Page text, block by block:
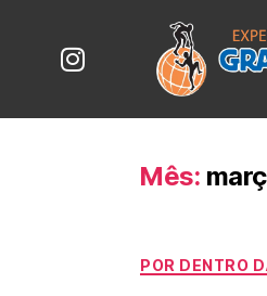
Mês:
POR DENTRO